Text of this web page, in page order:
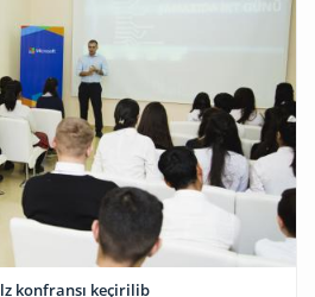
konfransı keçirilib